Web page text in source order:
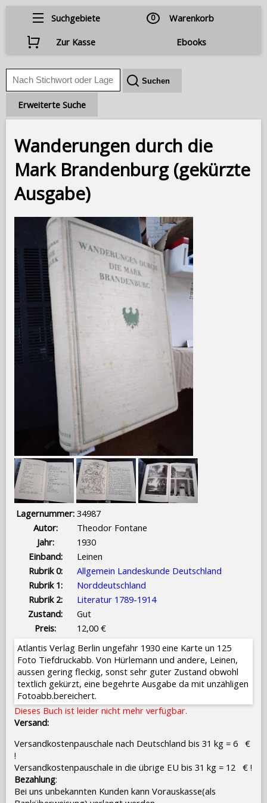
Suchgebiete 0
Warenkorb
Zur Kasse
Ebooks
Erweiterte Suche
Wanderungen durch die
Mark Brandenburg (gekürzte
Ausgabe)
Lagernummer: 34987
Autor:
Theodor Fontane
Jahr:
1930
Einband:
Leinen
Rubrik 0:
Allgemein Landeskunde Deutschland
Rubrik 1:
Norddeutschland
Rubrik 2:
Literatur 1789-1914
Zustand:
Gut
Preis:
12,00 €
Atlantis Verlag Berlin ungefähr 1930 eine Karte un 125
Foto Tiefdruckabb. Von Hürlemann und andere, Leinen,
aussen gering fleckig, sonst sehr guter Zustand obwohl
textlich gekürzt, eine begehrte Ausgabe da mit unzähligen
Fotoabb.bereichert.
Dieses Buch ist leider nicht mehr verfügbar.
Versand:
Versandkostenpauschale nach Deutschland bis 31 kg = 6 €
!
Versandkostenpauschale in die übrige EU bis 31 kg = 12 € !
Bezahlung:
Bei uns unbekannten Kunden kann Vorauskasse(als